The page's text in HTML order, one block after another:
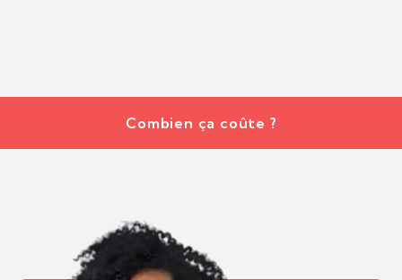
Combien ça coûte ?